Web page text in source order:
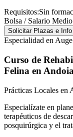
Requisitos:Sin
Bolsa / Salario
Solicitar Plazas e Info
Especialidad en Auge
Curso de
Felina en
Prácticas Locales en
Especialízate en
terapéuticos de
posquirúrgica y el